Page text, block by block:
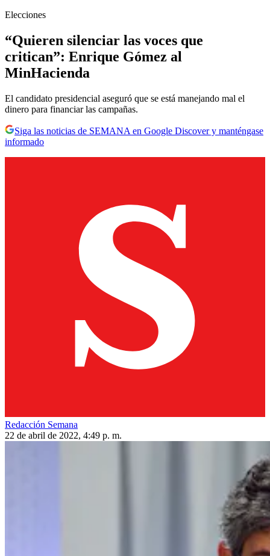
Elecciones
“Quieren silenciar las voces que
critican”: Enrique Gómez al
MinHacienda
El candidato presidencial aseguró que se está manejando mal el
dinero para financiar las campañas.
Siga las noticias de SEMANA en Google Discover y manténgase
informado
Redacción Semana
22 de abril de 2022, 4:49 p. m.